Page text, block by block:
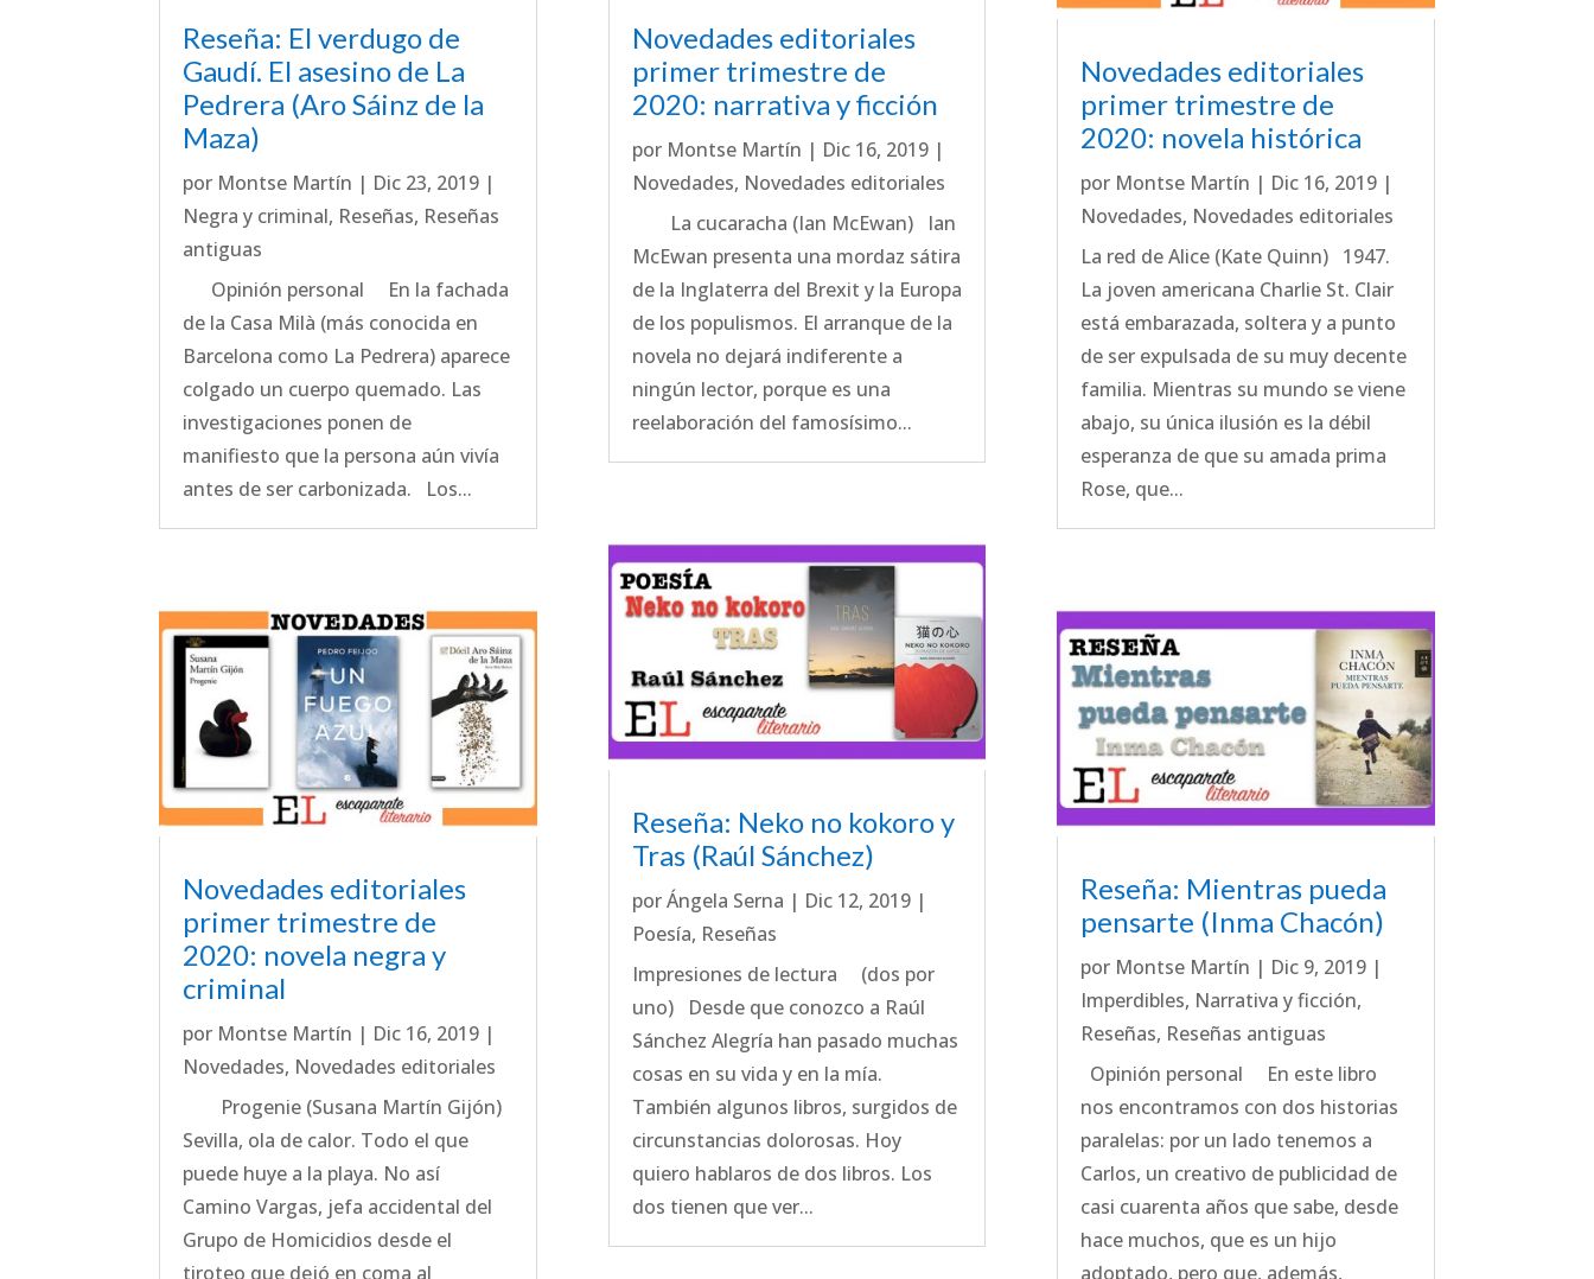
Reseña: El verdugo de
Gaudí. El asesino de La
Pedrera (Aro Sáinz de la
Maza)
por Montse Martín | Dic 23, 2019 |
Negra y criminal, Reseñas, Reseñas
antiguas
Opinión personal En la fachada
de la Casa Milà (más conocida en
Barcelona como La Pedrera) aparece
colgado un cuerpo quemado. Las
investigaciones ponen de
manifiesto que la persona aún vivía
antes de ser carbonizada. Los...
Novedades editoriales
primer trimestre de
2020: novela negra y
criminal
por Montse Martín | Dic 16, 2019 |
Novedades, Novedades editoriales
Progenie (Susana Martín Gijón)
Sevilla, ola de calor. Todo el que
puede huye a la playa. No así
Camino Vargas, jefa accidental del
Grupo de Homicidios desde el
tiroteo que dejó en coma al
Novedades editoriales
primer trimestre de
2020: narrativa y ficción
por Montse Martín | Dic 16, 2019|
Novedades, Novedades editoriales
La cucaracha (Ian McEwan) Ian
McEwan presenta una mordaz sátira
de la Inglaterra del Brexit y la Europa
de los populismos. El arranque de la
novela no dejará indiferente a
ningún lector, porque es una
reelaboración del famosísimo...
Reseña: Neko no kokoro y
Tras (Raúl Sánchez)
porÁngela Serna | Dic 12, 2019|
Poesía, Reseñas
Impresiones de lectura (dos por
uno) Desde que conozco a Raúl
Sánchez Alegría han pasado muchas
cosas en su vida y en la mía.
También algunos libros, surgidos de
circunstancias dolorosas. Hoy
quiero hablaros de dos libros. Los
dos tienen que ver...
Novedades editoriales
primer trimestre de
2020: novela histórica
por Montse Martín | Dic 16, 2019|
Novedades, Novedades editoriales
La red de Alice (Kate Quinn) 1947.
La joven americana Charlie St. Clair
está embarazada, soltera y a punto
de ser expulsada de su muy decente
familia. Mientras su mundo se viene
abajo, su única ilusión es la débil
esperanza de que su amada prima
Rose, que...
Reseña: Mientras pueda
pensarte (Inma Chacón)
por Montse Martín | Dic 9, 2019|
Imperdibles, Narrativa y ficción,
Reseñas, Reseñas antiguas
Opinión personal En este libro
nos encontramos con dos historias
paralelas: por un lado tenemos a
Carlos, un creativo de publicidad de
casi cuarenta años que sabe, desde
hace muchos, que es un hijo
adoptado, pero que, además,